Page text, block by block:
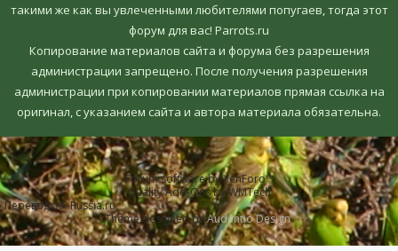
такими же как вы увлеченными любителями попугаев, тогда этот
форум для вас! Parrots.ru
Копирование материалов сайта и форума без разрешения
администрации запрещено. После получения разрешения
администрации при копировании материалов прямая ссылка на
оригинал, c указанием сайта и автора материала обязательна.
Forum software by XenForo™
Quality Add-Ons by WMTech
Перевод:XF-Russia.ru
Theme designed byAudentio Design.